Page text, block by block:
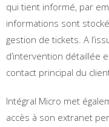
qui tient informé, par
informations sont
gestion de tickets. A
d’intervention détaillée
contact principal du
Intégral Micro met
accès à son extranet